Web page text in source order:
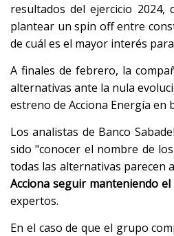
resultados del ejercicio
plantear un spin off entre
de cuál es el mayor interés
A finales de febrero, la
alternativas ante la nula
estreno de Acciona Energía en
Los analistas de Banco
sido "conocer el nombre de
todas las alternativas parecen
Acciona seguir manteniendo
expertos.
En el caso de que el grupo